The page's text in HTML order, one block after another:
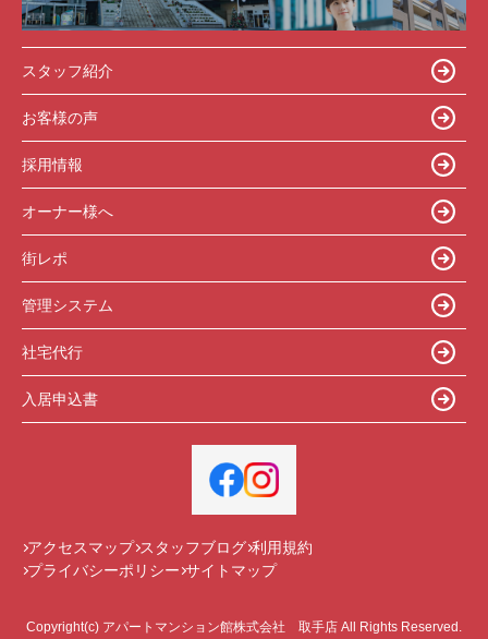
スタッフ紹介
お客様の声
採用情報
オーナー様へ
街レポ
管理システム
社宅代行
入居申込書
アクセスマップ スタッフブログ 利用規約
プライバシーポリシー サイトマップ
Copyright(c) アパートマンション館株式会社 取手店 All Rights Reserved.